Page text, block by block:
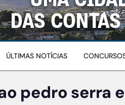
ÚLTIMAS NOTÍCIAS
pedro serra